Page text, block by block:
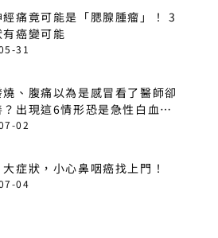
經痛竟可能是「腮腺腫瘤」！ 3
有癌變可能
31
燒、腹痛以為是感冒看了醫師卻
？出現這6情形恐是急性白血
02
症狀，小心鼻咽癌找上門！
04